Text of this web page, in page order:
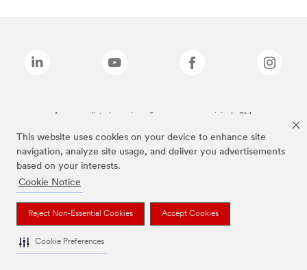
This website uses cookies on your device to enhance site
navigation, analyze site usage, and deliver you advertisements
based on your interests.
Cookie Notice
Reject Non-Essential Cookies Accept Cookies
Cookie Preferences
As marcas listadas a cima são marcas comerciais da 3M.